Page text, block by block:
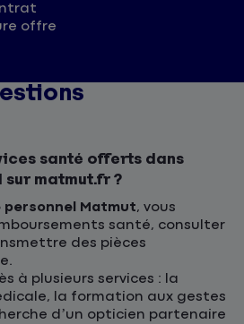
offre
santé offerts dans
sur matmut.fr ?
personnel Matmut, vous
santé, consulter
des pièces
à plusieurs services : la
la formation aux gestes
d’un opticien partenaire